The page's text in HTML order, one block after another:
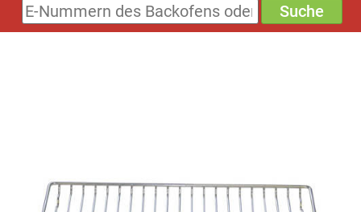
E-
Nummern
Suche